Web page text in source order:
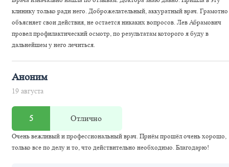
клинику только ради него. Доброжелательный, аккуратный врач. Грамотно
объясняет свои действия, не остается никаких вопросов. Лев Абрамович
провел профилактический осмотр, по результатам которого я буду в
дальнейшем у него лечиться.
Аноним
19 августа
5 Отлично
Очень вежливый и профессиональный врач. Приём прошёл очень хорошо,
только все по делу и то, что действительно необходимо. Благодарю!